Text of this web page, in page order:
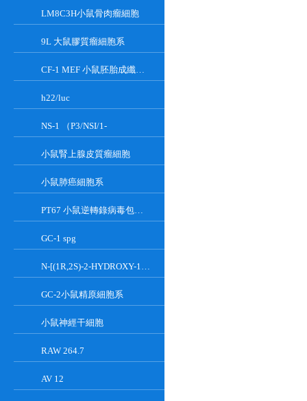
LM8C3H小鼠骨肉瘤細胞
9L 大鼠膠質瘤細胞系
CF-1 MEF 小鼠胚胎成纖維細胞系
h22/luc
NS-1 （P3/NSI/1-
小鼠腎上腺皮質瘤細胞
小鼠肺癌細胞系
PT67 小鼠逆轉錄病毒包裝細胞系
GC-1 spg
N-[(1R,2S)-2-HYDROXY-1-HYDROXYMETHYL-2-(2-TRIDECYL-1-CYCLOPROPENYL)ETHYL]OCT;GT-11
GC-2小鼠精原細胞系
小鼠神經干細胞
RAW 264.7
AV 12